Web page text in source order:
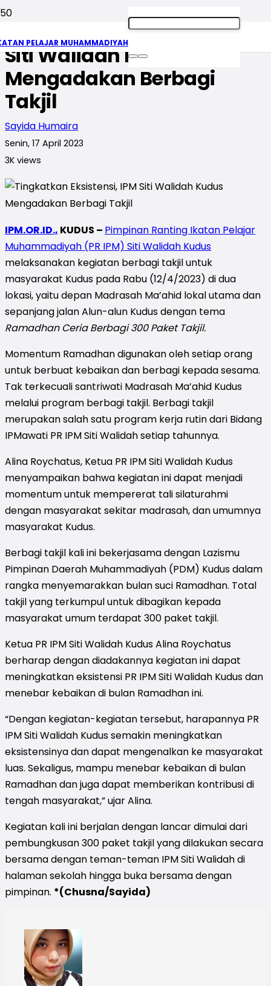
PELAJAR MUHAMMADIYAH
Tingkatkan Eksistensi, IPM
Siti Walidah Kudus
Mengadakan Berbagi
Takjil
Sayida Humaira
Senin, 17 April 2023
3K views
IPM.OR.ID., KUDUS – Pimpinan Ranting Ikatan Pelajar
Muhammadiyah (PR IPM) Siti Walidah Kudus
melaksanakan kegiatan berbagi takjil untuk
masyarakat Kudus pada Rabu (12/4/2023) di dua
lokasi, yaitu depan Madrasah Ma’ahid lokal utama dan
sepanjang jalan Alun-alun Kudus dengan tema
Ramadhan Ceria Berbagi 300 Paket Takjil.
Momentum Ramadhan digunakan oleh setiap orang
untuk berbuat kebaikan dan berbagi kepada sesama.
Tak terkecuali santriwati Madrasah Ma’ahid Kudus
melalui program berbagi takjil. Berbagi takjil
merupakan salah satu program kerja rutin dari Bidang
IPMawati PR IPM Siti Walidah setiap tahunnya.
Alina Roychatus, Ketua PR IPM Siti Walidah Kudus
menyampaikan bahwa kegiatan ini dapat menjadi
momentum untuk mempererat tali silaturahmi
dengan masyarakat sekitar madrasah, dan umumnya
masyarakat Kudus.
Berbagi takjil kali ini bekerjasama dengan Lazismu
Pimpinan Daerah Muhammadiyah (PDM) Kudus dalam
rangka menyemarakkan bulan suci Ramadhan. Total
takjil yang terkumpul untuk dibagikan kepada
masyarakat umum terdapat 300 paket takjil.
Ketua PR IPM Siti Walidah Kudus Alina Roychatus
berharap dengan diadakannya kegiatan ini dapat
meningkatkan eksistensi PR IPM Siti Walidah Kudus dan
menebar kebaikan di bulan Ramadhan ini.
“Dengan kegiatan-kegiatan tersebut, harapannya PR
IPM Siti Walidah Kudus semakin meningkatkan
eksistensinya dan dapat mengenalkan ke masyarakat
luas. Sekaligus, mampu menebar kebaikan di bulan
Ramadhan dan juga dapat memberikan kontribusi di
tengah masyarakat,” ujar Alina.
Kegiatan kali ini berjalan dengan lancar dimulai dari
pembungkusan 300 paket takjil yang dilakukan secara
bersama dengan teman-teman IPM Siti Walidah di
halaman sekolah hingga buka bersama dengan
pimpinan. *(Chusna/Sayida)